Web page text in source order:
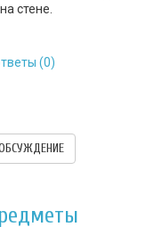
стене.
(0)